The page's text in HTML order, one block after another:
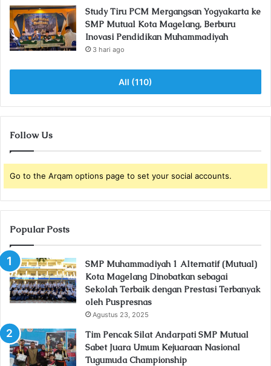
Study Tiru PCM Mergangsan Yogyakarta ke
SMP Mutual Kota Magelang, Berburu
Inovasi Pendidikan Muhammadiyah
3 hari ago
All (110)
Follow Us
Go to the Arqam options page to set your social accounts.
Popular Posts
SMP Muhammadiyah 1 Alternatif (Mutual)
Kota Magelang Dinobatkan sebagai
Sekolah Terbaik dengan Prestasi Terbanyak
oleh Puspresnas
Agustus 23, 2025
Tim Pencak Silat Andarpati SMP Mutual
Sabet Juara Umum Kejuaraan Nasional
Tugumuda Championship